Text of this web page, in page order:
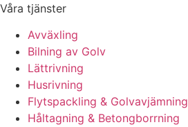
Våra tjänster
Avväxling
Bilning av Golv
Lättrivning
Husrivning
Flytspackling & Golvavjämning
Håltagning & Betongborrning